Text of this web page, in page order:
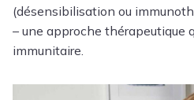
(désensibilisation ou
– une approche thérapeutique
immunitaire.